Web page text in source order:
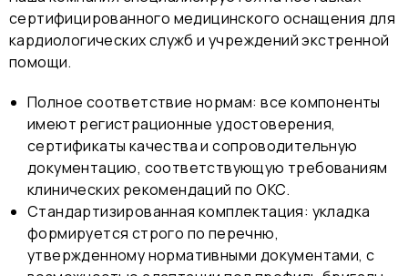
сертифицированного медицинского оснащения для
кардиологических служб и учреждений экстренной
помощи.
Полное соответствие нормам: все компоненты
имеют регистрационные удостоверения,
сертификаты качества и сопроводительную
документацию, соответствующую требованиям
клинических рекомендаций по ОКС.
Стандартизированная комплектация: укладка
формируется строго по перечню,
утвержденному нормативными документами, с